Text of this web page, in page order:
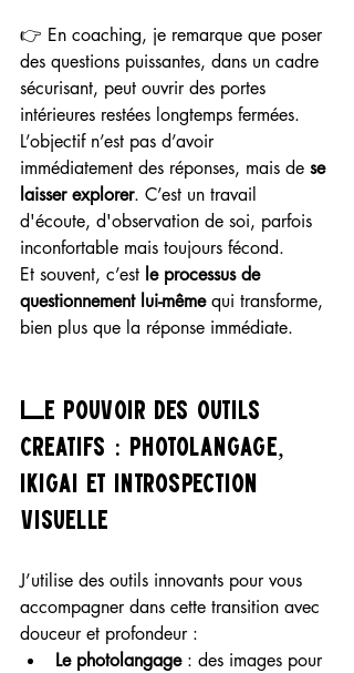
👉 En coaching, je remarque que poser
des questions puissantes, dans un cadre
sécurisant, peut ouvrir des portes
intérieures restées longtemps fermées.
L’objectif n’est pas d’avoir
immédiatement des réponses, mais de se
laisser explorer. C’est un travail
d'écoute, d'observation de soi, parfois
inconfortable mais toujours fécond.
Et souvent, c’est le processus de
questionnement lui-même qui transforme,
bien plus que la réponse immédiate.
Le pouvoir des outils
créatifs : photolangage,
ikigai et introspection
visuelle
J’utilise des outils innovants pour vous
accompagner dans cette transition avec
douceur et profondeur :
Le photolangage : des images pour